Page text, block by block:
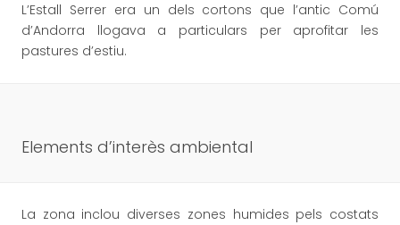
L’Estall Serrer era un dels cortons que l’antic Comú
d’Andorra llogava a particulars per aprofitar les
pastures d’estiu.
Elements d’interès ambiental
La zona inclou diverses zones humides pels costats